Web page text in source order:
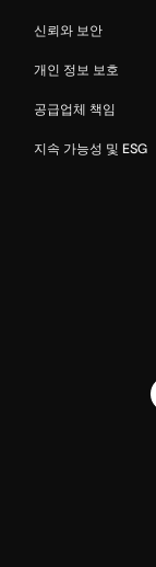
신뢰와 보안
개인 정보 보호
공급업체 책임
지속 가능성 및 ESG